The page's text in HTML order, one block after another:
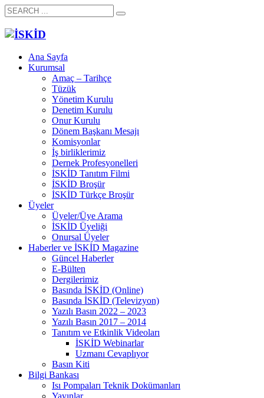
Ana Sayfa
Kurumsal
Amaç – Tarihçe
Tüzük
Yönetim Kurulu
Denetim Kurulu
Onur Kurulu
Dönem Başkanı Mesajı
Komisyonlar
İş birliklerimiz
Dernek Profesyonelleri
İSKİD Tanıtım Filmi
İSKİD Broşür
İSKİD Türkçe Broşür
Üyeler
Üyeler/Üye Arama
İSKİD Üyeliği
Onursal Üyeler
Haberler ve İSKİD Magazine
Güncel Haberler
E-Bülten
Dergilerimiz
Basında İSKİD (Online)
Basında İSKİD (Televizyon)
Yazılı Basın 2022 – 2023
Yazılı Basın 2017 – 2014
Tanıtım ve Etkinlik Videoları
İSKİD Webinarlar
Uzmanı Cevaplıyor
Basın Kiti
Bilgi Bankası
Isı Pompaları Teknik Dokümanları